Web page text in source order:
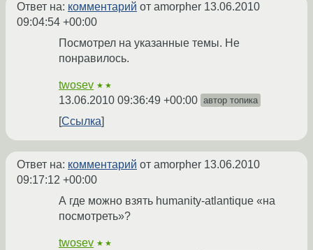
Ответ на: комментарий от amorpher 13.06.2010
09:04:54 +00:00
Посмотрел на указанные темы. Не
понравилось.
twosev ★★
13.06.2010 09:36:49 +00:00 автор топика
Ссылка
Ответ на: комментарий от amorpher 13.06.2010
09:17:12 +00:00
А где можно взять humanity-atlantique «на
посмотреть»?
twosev ★★